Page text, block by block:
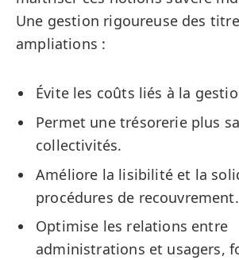
Une gestion rigoureuse des
ampliations :
Évite les coûts liés à la
Permet une trésorerie plus
collectivités.
Améliore la lisibilité et la
procédures de recouvrement.
Optimise les relations entre
administrations et usagers,